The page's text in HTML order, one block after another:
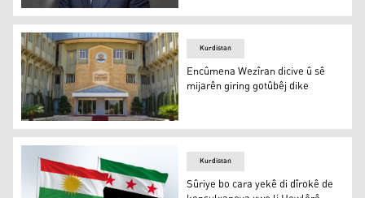
Heyder Ebûdî
Encûmena Wezîran dicive û sê mijarên giring gotûbêj
Kurdistan
Encûmena Wezîran dicive û sê
mijarên giring gotûbêj dike
Kurdistan
Sûriye bo cara yekê di dîrokê de